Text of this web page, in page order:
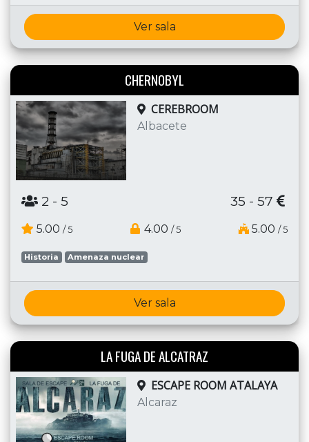
Ver sala
CHERNOBYL
CEREBROOM
Albacete
2 - 5 35 - 57
5.00 / 5 4.00 / 5 5.00 / 5
Historia Amenaza nuclear
Ver sala
LA FUGA DE ALCATRAZ
ESCAPE ROOM ATALAYA
Alcaraz